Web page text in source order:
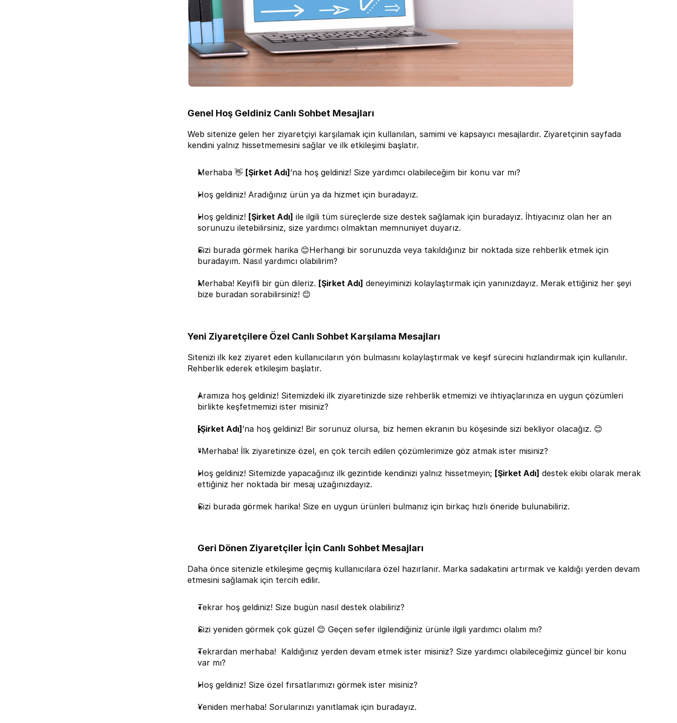
Genel Hoş Geldiniz Canlı Sohbet Mesajları
Web sitenize gelen her ziyaretçiyi karşılamak için kullanılan, samimi ve kapsayıcı mesajlardır. Ziyaretçinin sayfada
kendini yalnız hissetmemesini sağlar ve ilk etkileşimi başlatır.
Merhaba 👋 [Şirket Adı]’na hoş geldiniz! Size yardımcı olabileceğim bir konu var mı?
Hoş geldiniz! Aradığınız ürün ya da hizmet için buradayız.
Hoş geldiniz! [Şirket Adı] ile ilgili tüm süreçlerde size destek sağlamak için buradayız. İhtiyacınız olan her an
sorunuzu iletebilirsiniz, size yardımcı olmaktan memnuniyet duyarız.
Sizi burada görmek harika 😊Herhangi bir sorunuzda veya takıldığınız bir noktada size rehberlik etmek için
buradayım. Nasıl yardımcı olabilirim?
Merhaba! Keyifli bir gün dileriz. [Şirket Adı] deneyiminizi kolaylaştırmak için yanınızdayız. Merak ettiğiniz her şeyi
bize buradan sorabilirsiniz! 😊
Yeni Ziyaretçilere Özel Canlı Sohbet Karşılama Mesajları
Sitenizi ilk kez ziyaret eden kullanıcıların yön bulmasını kolaylaştırmak ve keşif sürecini hızlandırmak için kullanılır.
Rehberlik ederek etkileşim başlatır.
Aramıza hoş geldiniz! Sitemizdeki ilk ziyaretinizde size rehberlik etmemizi ve ihtiyaçlarınıza en uygun çözümleri
birlikte keşfetmemizi ister misiniz?
[Şirket Adı]’na hoş geldiniz! Bir sorunuz olursa, biz hemen ekranın bu köşesinde sizi bekliyor olacağız. 😊
"Merhaba! İlk ziyaretinize özel, en çok tercih edilen çözümlerimize göz atmak ister misiniz?
Hoş geldiniz! Sitemizde yapacağınız ilk gezintide kendinizi yalnız hissetmeyin; [Şirket Adı] destek ekibi olarak merak
ettiğiniz her noktada bir mesaj uzağınızdayız.
Sizi burada görmek harika! Size en uygun ürünleri bulmanız için birkaç hızlı öneride bulunabiliriz.
Geri Dönen Ziyaretçiler İçin Canlı Sohbet Mesajları
Daha önce sitenizle etkileşime geçmiş kullanıcılara özel hazırlanır. Marka sadakatini artırmak ve kaldığı yerden devam
etmesini sağlamak için tercih edilir.
Tekrar hoş geldiniz! Size bugün nasıl destek olabiliriz?
Sizi yeniden görmek çok güzel 😊 Geçen sefer ilgilendiğiniz ürünle ilgili yardımcı olalım mı?
Tekrardan merhaba!  Kaldığınız yerden devam etmek ister misiniz? Size yardımcı olabileceğimiz güncel bir konu
var mı?
Hoş geldiniz! Size özel fırsatlarımızı görmek ister misiniz?
Yeniden merhaba! Sorularınızı yanıtlamak için buradayız.